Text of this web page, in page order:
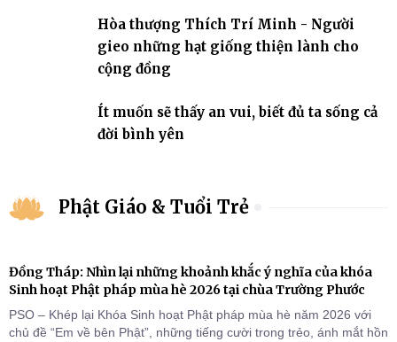
Hòa thượng Thích Trí Minh - Người
gieo những hạt giống thiện lành cho
cộng đồng
Ít muốn sẽ thấy an vui, biết đủ ta sống cả
đời bình yên
Phật Giáo & Tuổi Trẻ
Đồng Tháp: Nhìn lại những khoảnh khắc ý nghĩa của khóa
Sinh hoạt Phật pháp mùa hè 2026 tại chùa Trường Phước
PSO – Khép lại Khóa Sinh hoạt Phật pháp mùa hè năm 2026 với
chủ đề “Em về bên Phật”, những tiếng cười trong trẻo, ánh mắt hồn